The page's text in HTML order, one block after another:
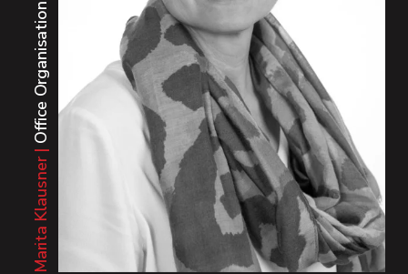
19
Jahre im
EKO-Team
Marita Klausner |
Office Organisation